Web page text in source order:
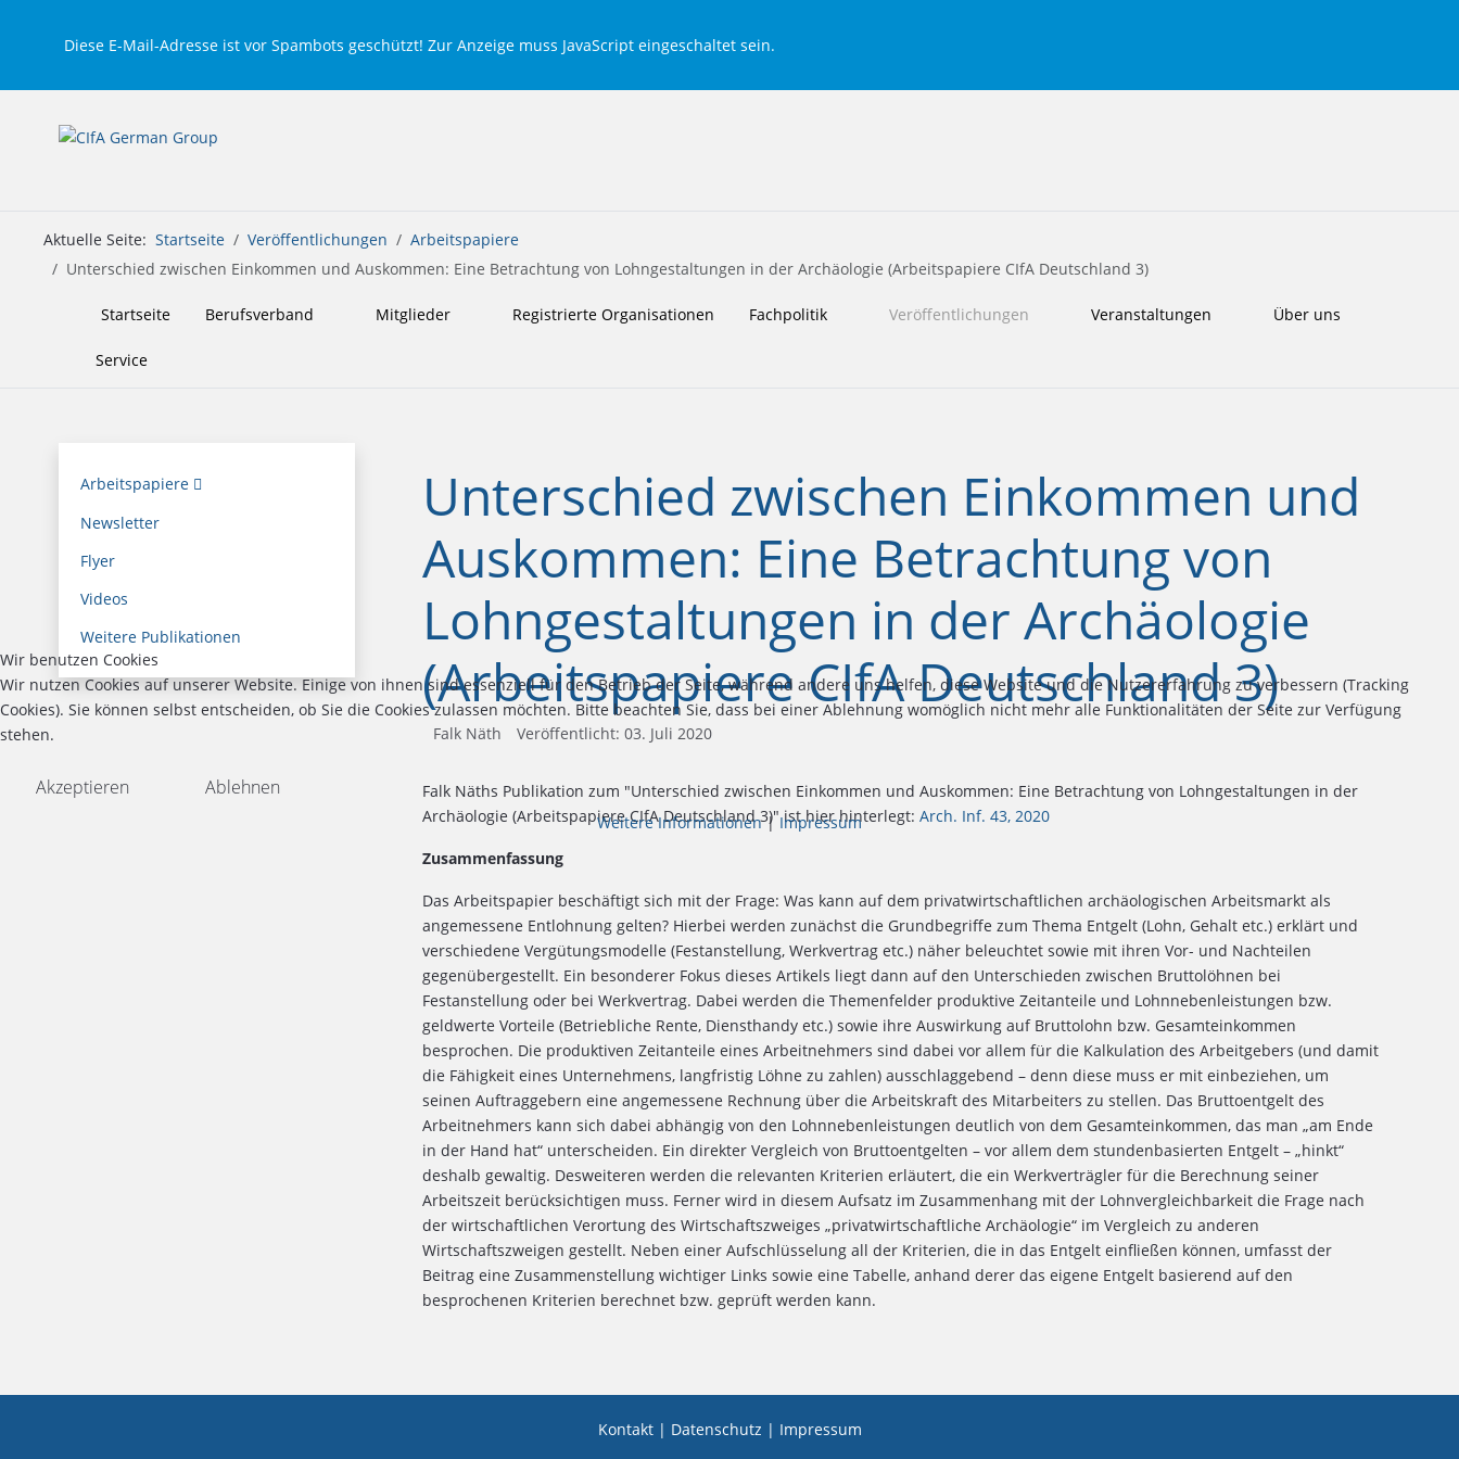
Diese E-Mail-Adresse ist vor Spambots geschützt! Zur Anzeige muss JavaScript eingeschaltet sein.
Aktuelle Seite: Startseite Veröffentlichungen
Arbeitspapiere
Unterschied zwischen Einkommen und Auskommen: Eine Betrachtung von Lohngestaltungen in der Archäologie (Arbeitspapiere CIfA Deutschland 3)
Startseite Berufsverband Mitglieder Registrierte Organisationen Fachpolitik Veröffentlichungen Veranstaltungen Über uns
Service
Arbeitspapiere
Newsletter
Flyer
Videos
Weitere Publikationen
Unterschied zwischen Einkommen und
Auskommen: Eine Betrachtung von
Lohngestaltungen in der Archäologie
(Arbeitspapiere CIfA Deutschland 3)
Falk Näth Veröffentlicht: 03. Juli 2020
Falk Näths Publikation zum "Unterschied zwischen Einkommen und Auskommen: Eine Betrachtung von Lohngestaltungen in der
Archäologie (Arbeitspapiere CIfA Deutschland 3)" ist hier hinterlegt: Arch. Inf. 43, 2020
Zusammenfassung
Das Arbeitspapier beschäftigt sich mit der Frage: Was kann auf dem privatwirtschaftlichen archäologischen Arbeitsmarkt als
angemessene Entlohnung gelten? Hierbei werden zunächst die Grundbegriffe zum Thema Entgelt (Lohn, Gehalt etc.) erklärt und
verschiedene Vergütungsmodelle (Festanstellung, Werkvertrag etc.) näher beleuchtet sowie mit ihren Vor- und Nachteilen
gegenübergestellt. Ein besonderer Fokus dieses Artikels liegt dann auf den Unterschieden zwischen Bruttolöhnen bei
Festanstellung oder bei Werkvertrag. Dabei werden die Themenfelder produktive Zeitanteile und Lohnnebenleistungen bzw.
geldwerte Vorteile (Betriebliche Rente, Diensthandy etc.) sowie ihre Auswirkung auf Bruttolohn bzw. Gesamteinkommen
besprochen. Die produktiven Zeitanteile eines Arbeitnehmers sind dabei vor allem für die Kalkulation des Arbeitgebers (und damit
die Fähigkeit eines Unternehmens, langfristig Löhne zu zahlen) ausschlaggebend – denn diese muss er mit einbeziehen, um
seinen Auftraggebern eine angemessene Rechnung über die Arbeitskraft des Mitarbeiters zu stellen. Das Bruttoentgelt des
Arbeitnehmers kann sich dabei abhängig von den Lohnnebenleistungen deutlich von dem Gesamteinkommen, das man „am Ende
in der Hand hat“ unterscheiden. Ein direkter Vergleich von Bruttoentgelten – vor allem dem stundenbasierten Entgelt – „hinkt“
deshalb gewaltig. Desweiteren werden die relevanten Kriterien erläutert, die ein Werkverträgler für die Berechnung seiner
Arbeitszeit berücksichtigen muss. Ferner wird in diesem Aufsatz im Zusammenhang mit der Lohnvergleichbarkeit die Frage nach
der wirtschaftlichen Verortung des Wirtschaftszweiges „privatwirtschaftliche Archäologie“ im Vergleich zu anderen
Wirtschaftszweigen gestellt. Neben einer Aufschlüsselung all der Kriterien, die in das Entgelt einfließen können, umfasst der
Beitrag eine Zusammenstellung wichtiger Links sowie eine Tabelle, anhand derer das eigene Entgelt basierend auf den
besprochenen Kriterien berechnet bzw. geprüft werden kann.
Kontakt| Datenschutz | Impressum
Wir benutzen Cookies
Wir nutzen Cookies auf unserer Website. Einige von ihnen sind essenziell für den Betrieb der Seite, während andere uns helfen, diese Website und die Nutzererfahrung zu verbessern (Tracking
Cookies). Sie können selbst entscheiden, ob Sie die Cookies zulassen möchten. Bitte beachten Sie, dass bei einer Ablehnung womöglich nicht mehr alle Funktionalitäten der Seite zur Verfügung
stehen.
Akzeptieren Ablehnen
Weitere Informationen|Impressum